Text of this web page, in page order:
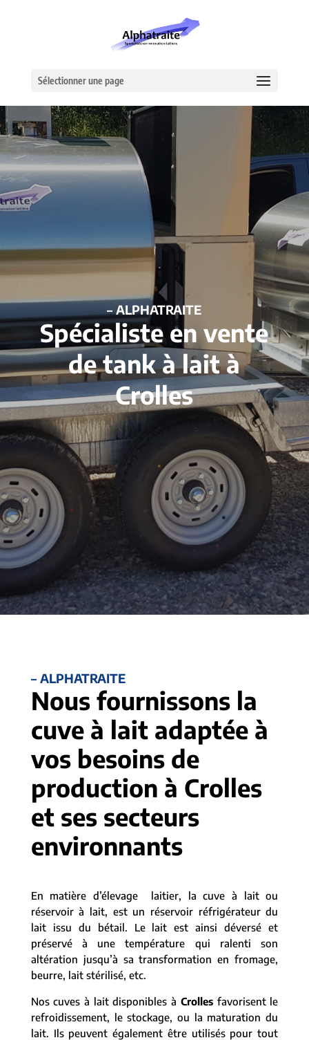
Sélectionner une page
– ALPHATRAITE
Spécialiste en vente
de tank à lait à
Crolles
– ALPHATRAITE
Nous fournissons la
cuve à lait adaptée à
vos besoins de
production à Crolles
et ses secteurs
environnants
En matière d’élevage laitier, la cuve à lait ou
réservoir à lait, est un réservoir réfrigérateur du
lait issu du bétail. Le lait est ainsi déversé et
préservé à une température qui ralenti son
altération jusqu’à sa transformation en fromage,
beurre, lait stérilisé, etc.
Nos cuves à lait disponibles à Crollesfavorisent le
refroidissement, le stockage, ou la maturation du
lait. Ils peuvent également être utilisés pour tout